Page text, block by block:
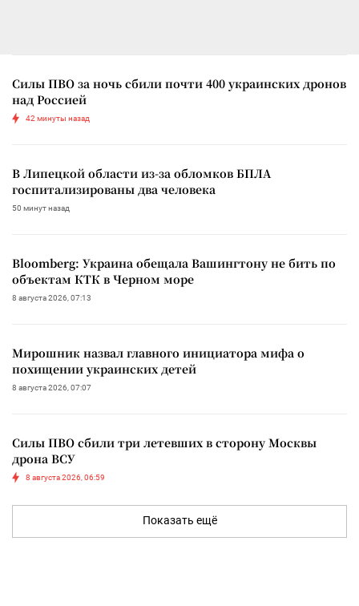
Силы ПВО за ночь сбили почти 400 украинских дронов
над Россией
42 минуты назад
В Липецкой области из-за обломков БПЛА
госпитализированы два человека
50 минут назад
Bloomberg: Украина обещала Вашингтону не бить по
объектам КТК в Черном море
8 августа 2026, 07:13
Мирошник назвал главного инициатора мифа о
похищении украинских детей
8 августа 2026, 07:07
Силы ПВО сбили три летевших в сторону Москвы
дрона ВСУ
8 августа 2026, 06:59
Показать ещё